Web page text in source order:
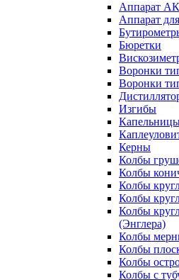
Аппарат
Аппарат
Бюретки
Воронки
Воронки
Изгибы
Керны
Колбы
Колбы
Колбы
Колбы
Колбы
(Энглера)
Колбы
Колбы
Колбы
Колбы с